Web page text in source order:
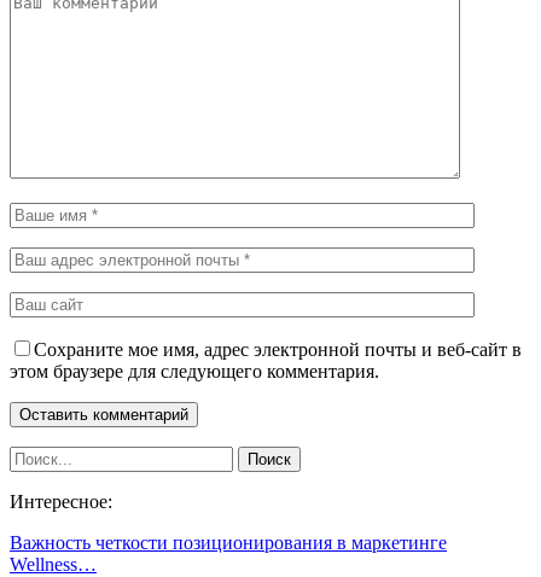
Сохраните мое имя, адрес электронной почты и веб-сайт в
этом браузере для следующего комментария.
Интересное:
Важность четкости позиционирования в маркетинге
Wellness…